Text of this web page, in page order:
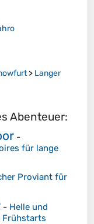
> Langer
Abenteuer:
-
für lange
Proviant für
- Helle und
Frühstarts